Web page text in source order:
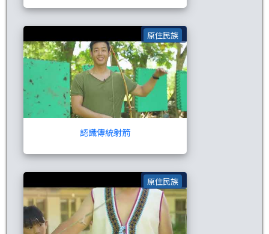
原住民族 認識傳統射箭
認識傳統射箭
原住民族 製作陷阱